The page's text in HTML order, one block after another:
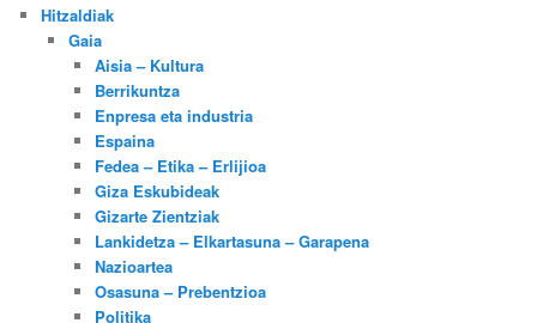
Hitzaldiak
Gaia
Aisia – Kultura
Berrikuntza
Enpresa eta industria
Espaina
Fedea – Etika – Erlijioa
Giza Eskubideak
Gizarte Zientziak
Lankidetza – Elkartasuna – Garapena
Nazioartea
Osasuna – Prebentzioa
Politika